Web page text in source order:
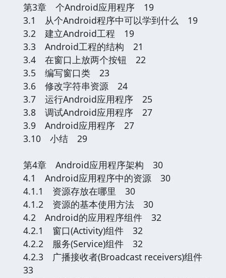
第3章 个Android应用程序 19
3.1 从个Android程序中可以学到什么 19
3.2 建立Android工程 19
3.3 Android工程的结构 21
3.4 在窗口上放两个按钮 22
3.5 编写窗口类 23
3.6 修改字符串资源 24
3.7 运行Android应用程序 25
3.8 调试Android应用程序 27
3.9 Android应用程序 27
3.10 小结 29
第4章 Android应用程序架构 30
4.1 Android应用程序中的资源 30
4.1.1 资源存放在哪里 30
4.1.2 资源的基本使用方法 30
4.2 Android的应用程序组件 32
4.2.1 窗口(Activity)组件 32
4.2.2 服务(Service)组件 32
4.2.3 广播接收者(Broadcast receivers)组件
33